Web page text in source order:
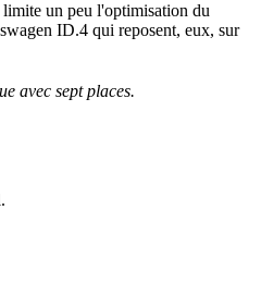
un peu l'optimisation du
ID.4 qui reposent, eux, sur
avec sept places.